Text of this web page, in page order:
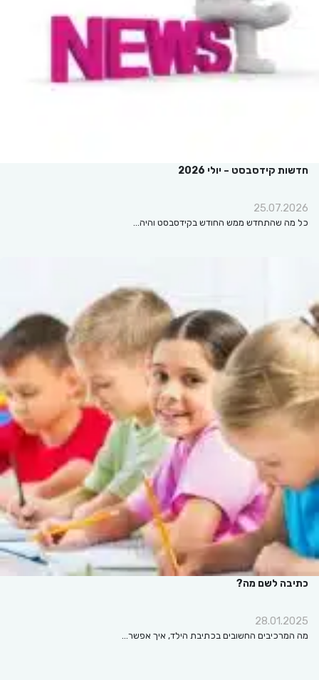
חדשות קידסבסט – יולי 2026
25.07.2026
כל מה שהתחדש ממש החודש בקידסבסט והיה…
כתיבה לשם מה?
28.01.2025
מה המרכיבים החשובים בכתיבת הילד, איך אפשר…